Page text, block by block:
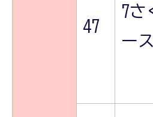
47
7さ
ー